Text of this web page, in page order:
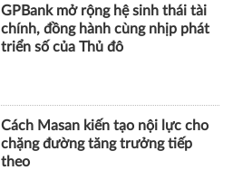
GPBank mở rộng hệ sinh thái tài
chính, đồng hành cùng nhịp phát
triển số của Thủ đô
Cách Masan kiến tạo nội lực cho
chặng đường tăng trưởng tiếp
theo